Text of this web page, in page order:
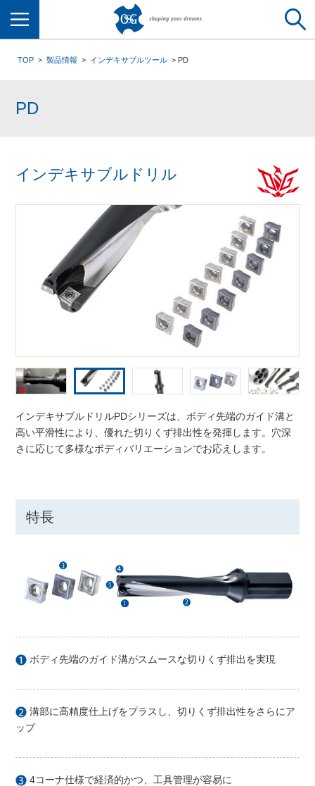
TOP 製品情報 インデキサブルツール PD
PD
インデキサブルドリル
インデキサブルドリルPDシリーズは、ボディ先端のガイド溝と
高い平滑性により、優れた切りくず排出性を発揮します。穴深
さに応じて多様なボディバリエーションでお応えします。
特長
ボディ先端のガイド溝がスムースな切りくず排出を実現
溝部に高精度仕上げをプラスし、切りくず排出性をさらにア
ップ
4コーナ仕様で経済的かつ、工具管理が容易に